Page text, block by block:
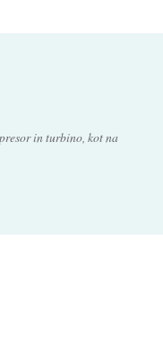
in turbino, kot na